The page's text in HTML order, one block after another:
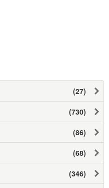
(27)
(730)
(86)
(68)
(346)